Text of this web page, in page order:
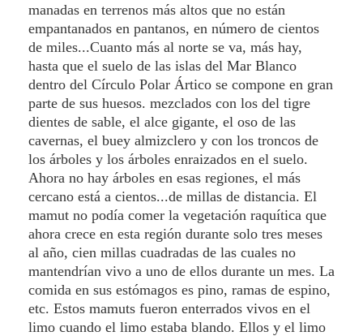
manadas en terrenos más altos que no están
empantanados en pantanos, en número de cientos
de miles...Cuanto más al norte se va, más hay,
hasta que el suelo de las islas del Mar Blanco
dentro del Círculo Polar Ártico se compone en gran
parte de sus huesos. mezclados con los del tigre
dientes de sable, el alce gigante, el oso de las
cavernas, el buey almizclero y con los troncos de
los árboles y los árboles enraizados en el suelo.
Ahora no hay árboles en esas regiones, el más
cercano está a cientos...de millas de distancia. El
mamut no podía comer la vegetación raquítica que
ahora crece en esta región durante solo tres meses
al año, cien millas cuadradas de las cuales no
mantendrían vivo a uno de ellos durante un mes. La
comida en sus estómagos es pino, ramas de espino,
etc. Estos mamuts fueron enterrados vivos en el
limo cuando el limo estaba blando. Ellos y el limo